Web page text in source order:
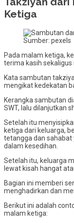
Ketiga
Sumber: pexels
Pada malam ketiga,
terima kasih
Kata sambutan
mengikat kedekatan
Kerangka sambutan
SWT, lalu dilanjutkan
Setelah itu
ketiga dari keluarga,
tetangga dan sahabat
dalam kesedihan.
Setelah itu, keluarga
lewat kisah hangat
Bagian ini memberi
menghadirkan dan
Berikut ini adalah
malam ketiga: